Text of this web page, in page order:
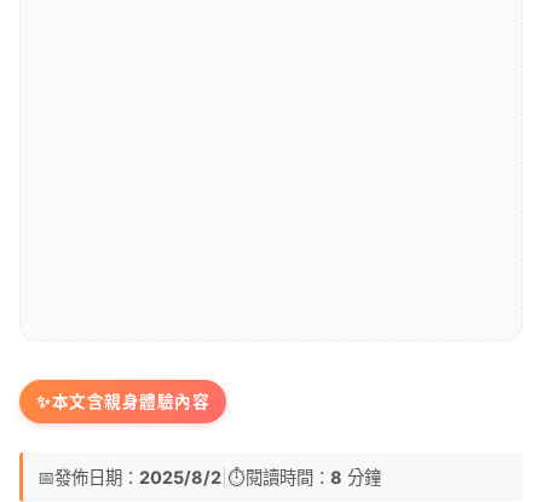
✨本文含親身體驗內容
📅發佈日期： 2025/8/2 ⏱️閱讀時間： 8 分鐘